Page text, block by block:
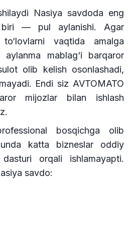
Nasiya savdoda eng
biri — pul aylanishi. Agar
vaqtida amalga
aylanma mablag‘i barqaror
olib kelish osonlashadi,
Endi siz AVTOMATO
mijozlar bilan ishlash
bosqichga olib
katta bizneslar oddiy
orqali ishlamayapti.
savdo: